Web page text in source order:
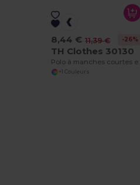
8,44 € 11,39 € -26%
TH Clothes 30130
+1 Couleurs